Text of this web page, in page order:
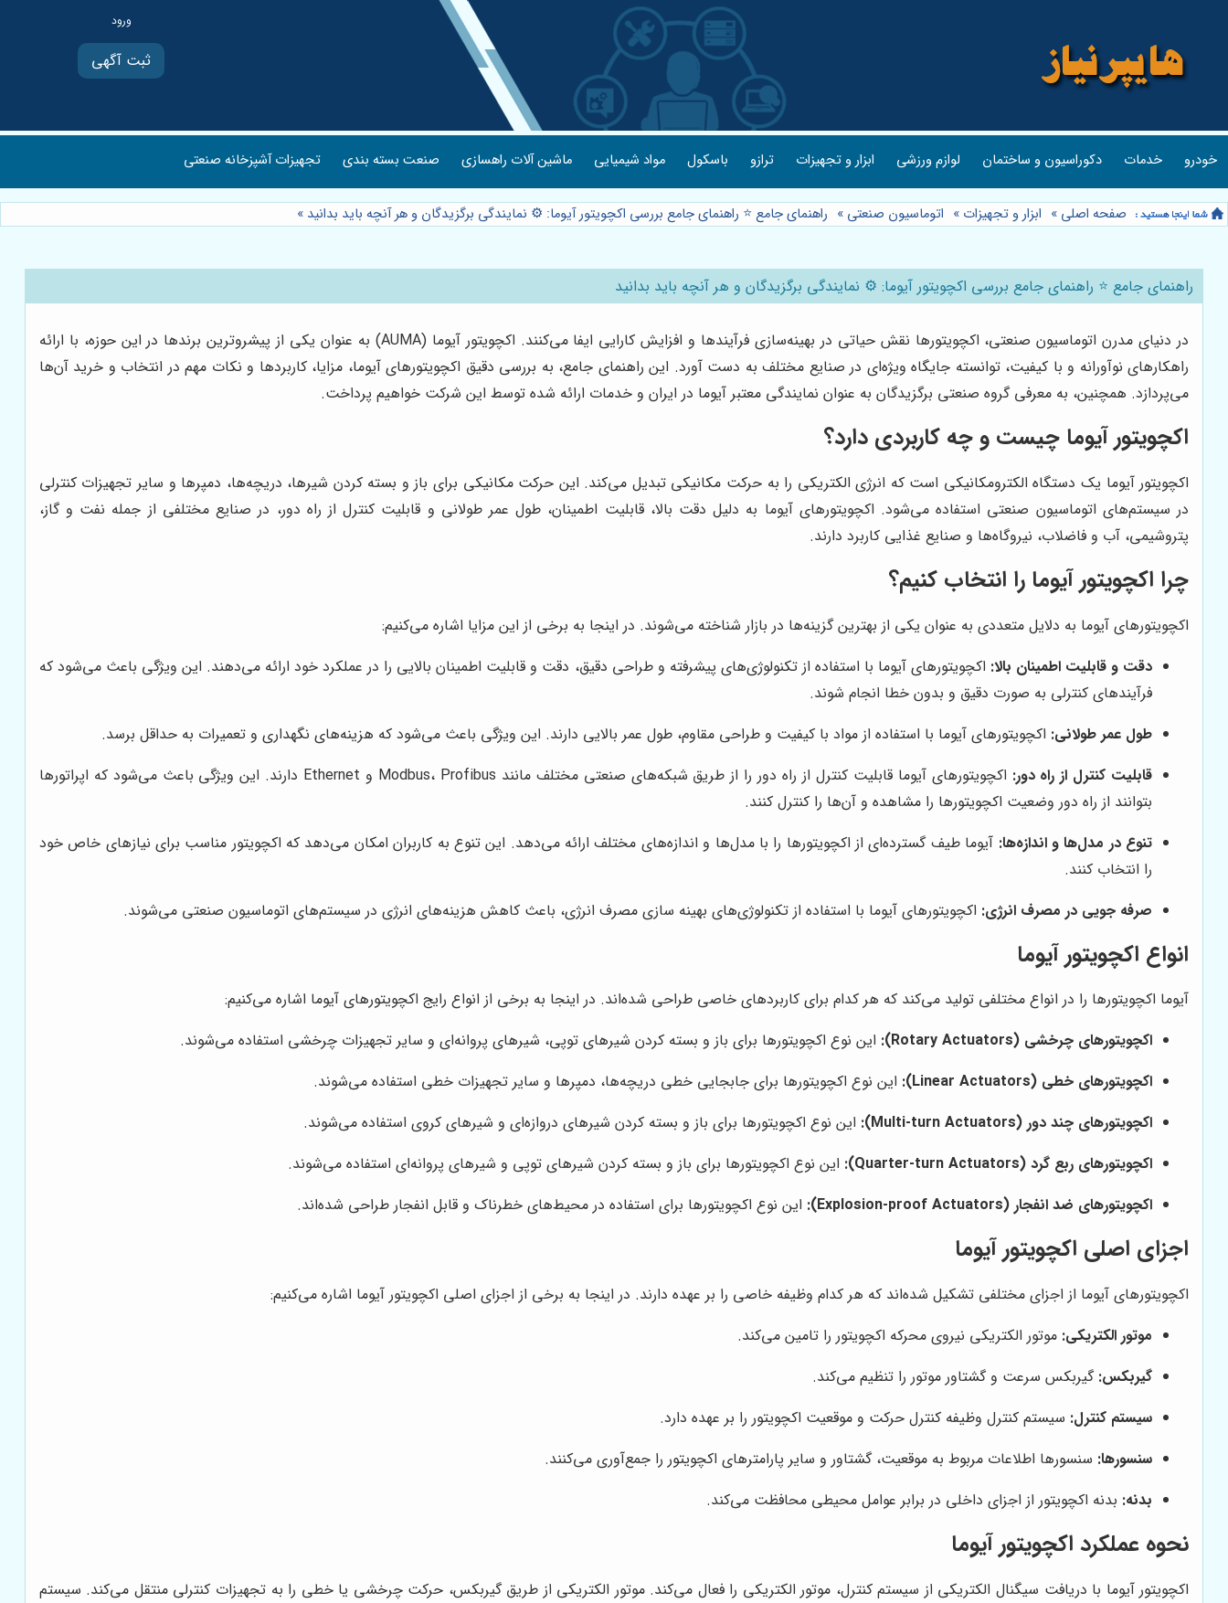
ثبت آگهی
خودرو خدمات دکوراسیون و ساختمان لوازم ورزشی ابزار و تجهیزات ترازو باسکول مواد شیمیایی ماشین آلات راهسازی صنعت بسته بندی تجهیزات آشپزخانه صنعتی
صفحه اصلی » ابزار و تجهیزات » اتوماسیون صنعتی » راهنمای جامع ⭐️ راهنمای جامع بررسی اکچویتور آیوما: ⚙️ نمایندگی برگزیدگان و هر آنچه باید بدانید »
راهنمای جامع ⭐️ راهنمای جامع بررسی اکچویتور آیوما: ⚙️ نمایندگی برگزیدگان و هر آنچه باید بدانید
در دنیای مدرن اتوماسیون صنعتی، اکچویتورها نقش حیاتی در بهینه‌سازی فرآیندها و افزایش کارایی ایفا می‌کنند. اکچویتور آیوما (AUMA) به عنوان یکی از پیشروترین برندها در این حوزه، با ارائه
راهکارهای نوآورانه و با کیفیت، توانسته جایگاه ویژه‌ای در صنایع مختلف به دست آورد. این راهنمای جامع، به بررسی دقیق اکچویتورهای آیوما، مزایا، کاربردها و نکات مهم در انتخاب و خرید آن‌ها
می‌پردازد. همچنین، به معرفی گروه صنعتی برگزیدگان به عنوان نمایندگی معتبر آیوما در ایران و خدمات ارائه شده توسط این شرکت خواهیم پرداخت.
اکچویتور آیوما چیست و چه کاربردی دارد؟
اکچویتور آیوما یک دستگاه الکترومکانیکی است که انرژی الکتریکی را به حرکت مکانیکی تبدیل می‌کند. این حرکت مکانیکی برای باز و بسته کردن شیرها، دریچه‌ها، دمپرها و سایر تجهیزات کنترلی
در سیستم‌های اتوماسیون صنعتی استفاده می‌شود. اکچویتورهای آیوما به دلیل دقت بالا، قابلیت اطمینان، طول عمر طولانی و قابلیت کنترل از راه دور، در صنایع مختلفی از جمله نفت و گاز،
پتروشیمی، آب و فاضلاب، نیروگاه‌ها و صنایع غذایی کاربرد دارند.
چرا اکچویتور آیوما را انتخاب کنیم؟
اکچویتورهای آیوما به دلایل متعددی به عنوان یکی از بهترین گزینه‌ها در بازار شناخته می‌شوند. در اینجا به برخی از این مزایا اشاره می‌کنیم:
دقت و قابلیت اطمینان بالا: اکچویتورهای آیوما با استفاده از تکنولوژی‌های پیشرفته و طراحی دقیق، دقت و قابلیت اطمینان بالایی را در عملکرد خود ارائه می‌دهند. این ویژگی باعث می‌شود که
فرآیندهای کنترلی به صورت دقیق و بدون خطا انجام شوند.
طول عمر طولانی: اکچویتورهای آیوما با استفاده از مواد با کیفیت و طراحی مقاوم، طول عمر بالایی دارند. این ویژگی باعث می‌شود که هزینه‌های نگهداری و تعمیرات به حداقل برسد.
قابلیت کنترل از راه دور:
اکچویتورهای آیوما قابلیت کنترل از راه دور را از طریق شبکه‌های صنعتی مختلف مانند Modbus، Profibus و Ethernet دارند. این ویژگی باعث می‌شود که اپراتورها
بتوانند از راه دور وضعیت اکچویتورها را مشاهده و آن‌ها را کنترل کنند.
تنوع در مدل‌ها و اندازه‌ها: آیوما طیف گسترده‌ای از اکچویتورها را با مدل‌ها و اندازه‌های مختلف ارائه می‌دهد. این تنوع به کاربران امکان می‌دهد که اکچویتور مناسب برای نیازهای خاص خود
را انتخاب کنند.
صرفه جویی در مصرف انرژی: اکچویتورهای آیوما با استفاده از تکنولوژی‌های بهینه سازی مصرف انرژی، باعث کاهش هزینه‌های انرژی در سیستم‌های اتوماسیون صنعتی می‌شوند.
انواع اکچویتور آیوما
آیوما اکچویتورها را در انواع مختلفی تولید می‌کند که هر کدام برای کاربردهای خاصی طراحی شده‌اند. در اینجا به برخی از انواع رایج اکچویتورهای آیوما اشاره می‌کنیم:
اکچویتورهای چرخشی (Rotary Actuators):
این نوع اکچویتورها برای باز و بسته کردن شیرهای توپی، شیرهای پروانه‌ای و سایر تجهیزات چرخشی استفاده می‌شوند.
اکچویتورهای خطی (Linear Actuators):
این نوع اکچویتورها برای جابجایی خطی دریچه‌ها، دمپرها و سایر تجهیزات خطی استفاده می‌شوند.
اکچویتورهای چند دور (Multi-turn Actuators):
این نوع اکچویتورها برای باز و بسته کردن شیرهای دروازه‌ای و شیرهای کروی استفاده می‌شوند.
اکچویتورهای ربع گرد (Quarter-turn Actuators):
این نوع اکچویتورها برای باز و بسته کردن شیرهای توپی و شیرهای پروانه‌ای استفاده می‌شوند.
اکچویتورهای ضد انفجار (Explosion-proof Actuators):
این نوع اکچویتورها برای استفاده در محیط‌های خطرناک و قابل انفجار طراحی شده‌اند.
اجزای اصلی اکچویتور آیوما
اکچویتورهای آیوما از اجزای مختلفی تشکیل شده‌اند که هر کدام وظیفه خاصی را بر عهده دارند. در اینجا به برخی از اجزای اصلی اکچویتور آیوما اشاره می‌کنیم:
موتور الکتریکی: موتور الکتریکی نیروی محرکه اکچویتور را تامین می‌کند.
گیربکس: گیربکس سرعت و گشتاور موتور را تنظیم می‌کند.
سیستم کنترل: سیستم کنترل وظیفه کنترل حرکت و موقعیت اکچویتور را بر عهده دارد.
سنسورها: سنسورها اطلاعات مربوط به موقعیت، گشتاور و سایر پارامترهای اکچویتور را جمع‌آوری می‌کنند.
بدنه: بدنه اکچویتور از اجزای داخلی در برابر عوامل محیطی محافظت می‌کند.
نحوه عملکرد اکچویتور آیوما
اکچویتور آیوما با دریافت سیگنال الکتریکی از سیستم کنترل، موتور الکتریکی را فعال می‌کند. موتور الکتریکی از طریق گیربکس، حرکت چرخشی یا خطی را به تجهیزات کنترلی منتقل می‌کند. سیستم